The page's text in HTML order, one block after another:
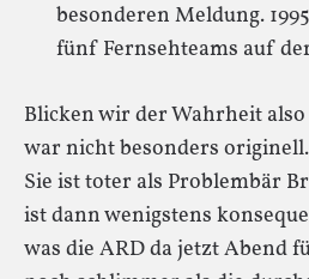
besonderen Meldung.
fünf Fernsehteams auf
Blicken wir der Wahrheit also
war nicht besonders
Sie ist toter als Problembär
ist dann wenigstens
was die ARD da jetzt Abend